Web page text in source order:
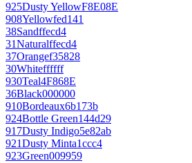
925Dusty YellowF8E08E
908Yellowfed141
38Sandffecd4
31Naturalffecd4
37Orangef35828
30Whiteffffff
930Teal4F868E
36Black000000
910Bordeaux6b173b
924Bottle Green144d29
917Dusty Indigo5e82ab
921Dusty Minta1ccc4
923Green009959